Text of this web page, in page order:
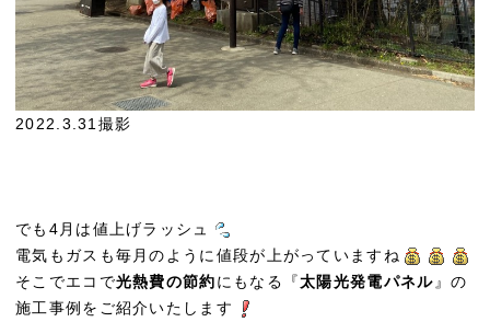
2022.3.31撮影
でも4月は値上げラッシュ
電気もガスも毎月のように値段が上がっていますね
そこでエコで光熱費の節約にもなる『太陽光発電パネル 』の
施工事例をご紹介いたします